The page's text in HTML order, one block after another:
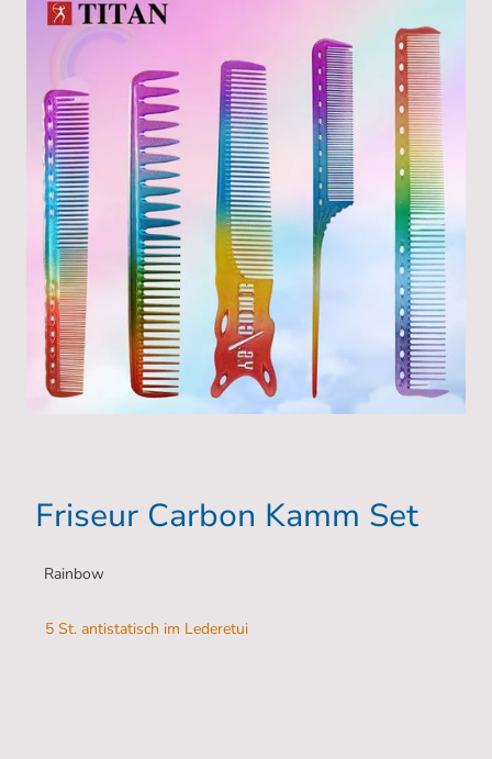
Friseur Carbon Kamm Set
Rainbow
5 St. antistatisch im Lederetui